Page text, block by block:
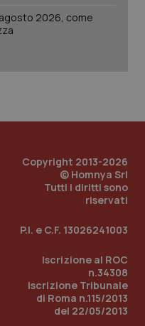
2026, come
Copyright 2013-2026
© Homnya Srl
Tutti i diritti sono
riservati
P.I. e C.F. 13026241003
Iscrizione al ROC
n.34308
Iscrizione Tribunale
di Roma n.115/2013
del 22/05/2013
PHP.net
www.quotidianosanita.it